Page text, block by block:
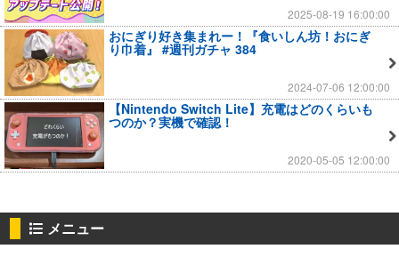
2025-08-19 16:00:00
おにぎり好き集まれー！『食いしん坊！おにぎ
り巾着』 #週刊ガチャ 384
2024-07-06 12:00:00
【Nintendo Switch Lite】充電はどのくらいも
つのか？実機で確認！
2020-05-05 12:00:00
メニュー